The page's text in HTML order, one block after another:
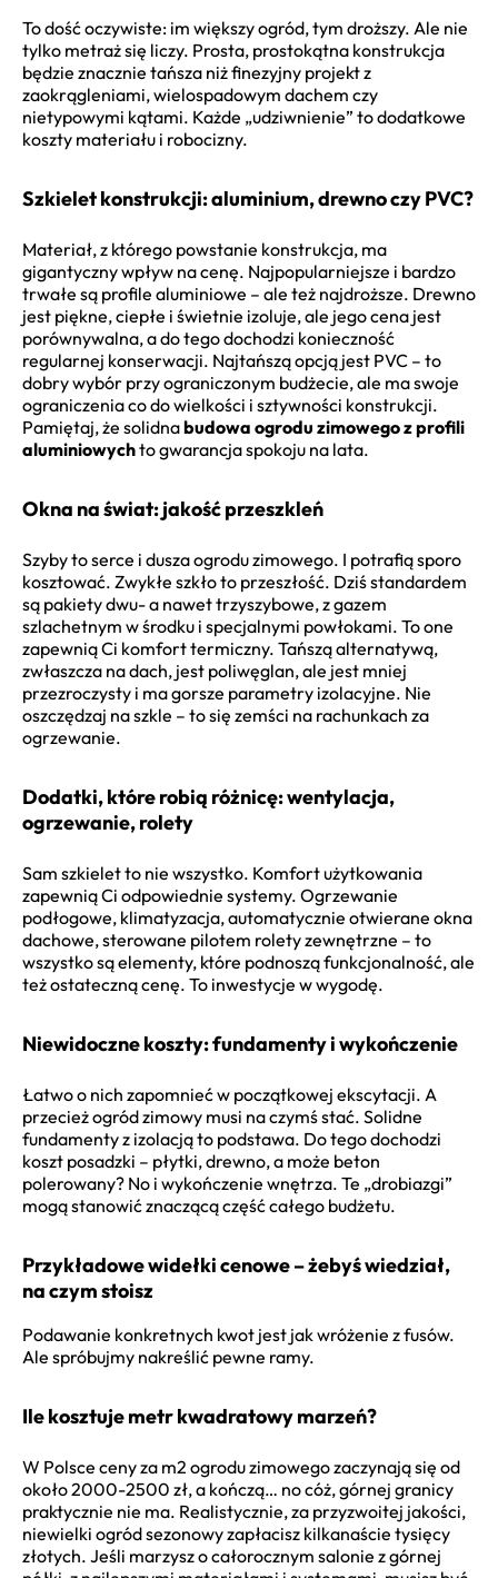
To dość oczywiste: im większy ogród, tym droższy. Ale nie
tylko metraż się liczy. Prosta, prostokątna konstrukcja
będzie znacznie tańsza niż finezyjny projekt z
zaokrągleniami, wielospadowym dachem czy
nietypowymi kątami. Każde „udziwnienie” to dodatkowe
koszty materiału i robocizny.
Szkielet konstrukcji: aluminium, drewno czy PVC?
Materiał, z którego powstanie konstrukcja, ma
gigantyczny wpływ na cenę. Najpopularniejsze i bardzo
trwałe są profile aluminiowe – ale też najdroższe. Drewno
jest piękne, ciepłe i świetnie izoluje, ale jego cena jest
porównywalna, a do tego dochodzi konieczność
regularnej konserwacji. Najtańszą opcją jest PVC – to
dobry wybór przy ograniczonym budżecie, ale ma swoje
ograniczenia co do wielkości i sztywności konstrukcji.
Pamiętaj, że solidnabudowa ogrodu zimowego z profili
aluminiowychto gwarancja spokoju na lata.
Okna na świat: jakość przeszkleń
Szyby to serce i dusza ogrodu zimowego. I potrafią sporo
kosztować. Zwykłe szkło to przeszłość. Dziś standardem
są pakiety dwu- a nawet trzyszybowe, z gazem
szlachetnym w środku i specjalnymi powłokami. To one
zapewnią Ci komfort termiczny. Tańszą alternatywą,
zwłaszcza na dach, jest poliwęglan, ale jest mniej
przezroczysty i ma gorsze parametry izolacyjne. Nie
oszczędzaj na szkle – to się zemści na rachunkach za
ogrzewanie.
Dodatki, które robią różnicę: wentylacja,
ogrzewanie, rolety
Sam szkielet to nie wszystko. Komfort użytkowania
zapewnią Ci odpowiednie systemy. Ogrzewanie
podłogowe, klimatyzacja, automatycznie otwierane okna
dachowe, sterowane pilotem rolety zewnętrzne – to
wszystko są elementy, które podnoszą funkcjonalność, ale
też ostateczną cenę. To inwestycje w wygodę.
Niewidoczne koszty: fundamenty i wykończenie
Łatwo o nich zapomnieć w początkowej ekscytacji. A
przecież ogród zimowy musi na czymś stać. Solidne
fundamenty z izolacją to podstawa. Do tego dochodzi
koszt posadzki – płytki, drewno, a może beton
polerowany? No i wykończenie wnętrza. Te „drobiazgi”
mogą stanowić znaczącą część całego budżetu.
Przykładowe widełki cenowe – żebyś wiedział,
na czym stoisz
Podawanie konkretnych kwot jest jak wróżenie z fusów.
Ale spróbujmy nakreślić pewne ramy.
Ile kosztuje metr kwadratowy marzeń?
W Polsce ceny za m2 ogrodu zimowego zaczynają się od
około 2000-2500 zł, a kończą… no cóż, górnej granicy
praktycznie nie ma. Realistycznie, za przyzwoitej jakości,
niewielki ogród sezonowy zapłacisz kilkanaście tysięcy
złotych. Jeśli marzysz o całorocznym salonie z górnej